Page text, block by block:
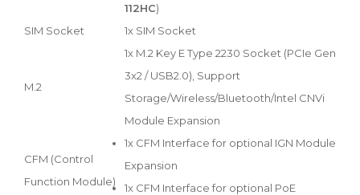
112HC)
SIM Socket
1x SIM Socket
M.2
1x M.2 Key E Type 2230 Socket (PCIe Gen
3x2 / USB2.0), Support
Storage/Wireless/Bluetooth/Intel CNVi
Module Expansion
CFM (Control
Function Module)
1x CFM Interface for optional IGN Module
Expansion
1x CFM Interface for optional PoE